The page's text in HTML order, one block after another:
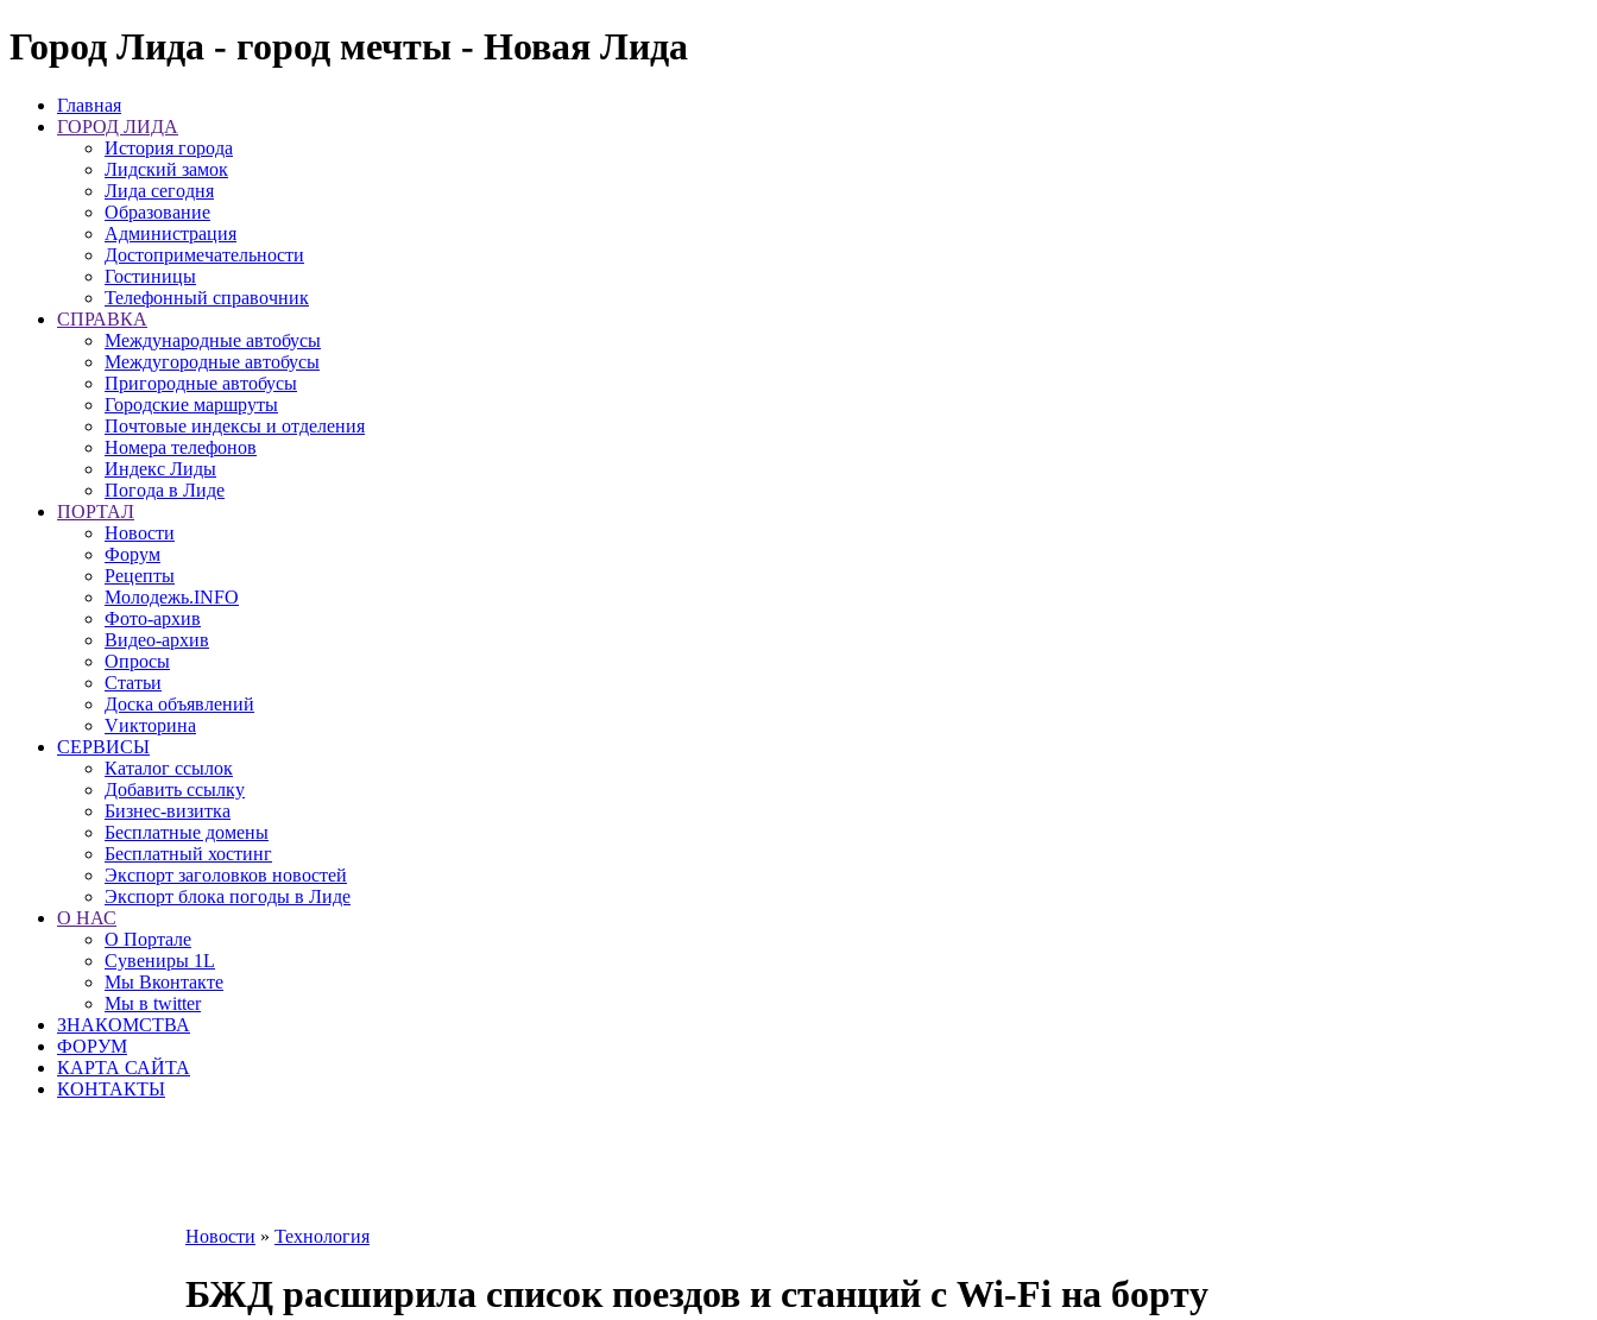
Город Лида - город мечты - Новая Лида
Главная
ГОРОД ЛИДА
История города
Лидский замок
Лида сегодня
Образование
Администрация
Достопримечательности
Гостиницы
Телефонный справочник
СПРАВКА
Международные автобусы
Междугородные автобусы
Пригородные автобусы
Городские маршруты
Почтовые индексы и отделения
Номера телефонов
Индекс Лиды
Погода в Лиде
ПОРТАЛ
Новости
Форум
Рецепты
Молодежь.INFO
Фото-архив
Видео-архив
Опросы
Статьи
Доска объявлений
Vикторина
СЕРВИСЫ
Каталог ссылок
Добавить ссылку
Бизнес-визитка
Бесплатные домены
Бесплатный хостинг
Экспорт заголовков новостей
Экспорт блока погоды в Лиде
О НАС
О Портале
Сувениры 1L
Мы Вконтакте
Мы в twitter
ЗНАКОМСТВА
ФОРУМ
КАРТА САЙТА
КОНТАКТЫ
Новости » Технология
БЖД расширила список поездов и станций с Wi-Fi на борту